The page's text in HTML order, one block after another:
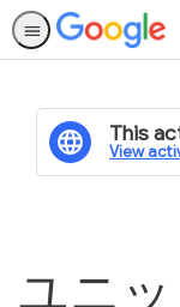
This
View
ユニ